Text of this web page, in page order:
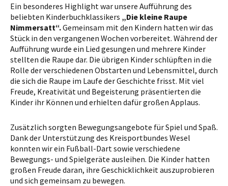
Ein besonderes Highlight war unsere Aufführung des
beliebten Kinderbuchklassikers „Die kleine Raupe
Nimmersatt“.Gemeinsam mit den Kindern hatten wir das
Stück in den vergangenen Wochen vorbereitet. Während der
Aufführung wurde ein Lied gesungen und mehrere Kinder
stellten die Raupe dar. Die übrigen Kinder schlüpften in die
Rolle der verschiedenen Obstarten und Lebensmittel, durch
die sich die Raupe im Laufe der Geschichte frisst. Mit viel
Freude, Kreativität und Begeisterung präsentierten die
Kinder ihr Können und erhielten dafür großen Applaus.
Zusätzlich sorgten Bewegungsangebote für Spiel und Spaß.
Dank der Unterstützung des Kreisportbundes Wesel
konnten wir ein Fußball-Dart sowie verschiedene
Bewegungs- und Spielgeräte ausleihen. Die Kinder hatten
großen Freude daran, ihre Geschicklichkeit auszuprobieren
und sich gemeinsam zu bewegen.